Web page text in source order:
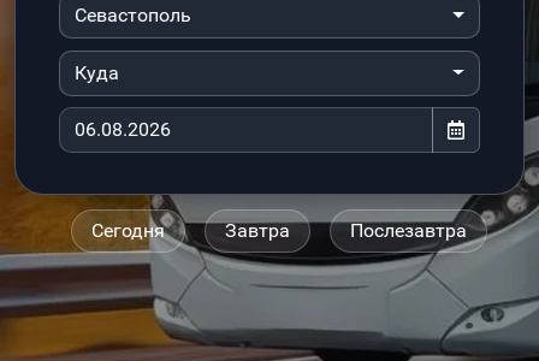
Севастополь
Куда
Сегодня Завтра Послезавтра